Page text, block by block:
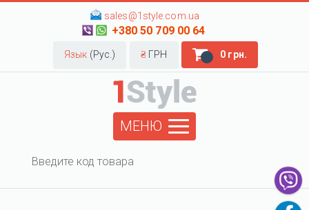
sales@1style.com.ua
+380 50 709 00 64
Язык (Рус.) ₴ ГРН 0 грн.
МЕНЮ